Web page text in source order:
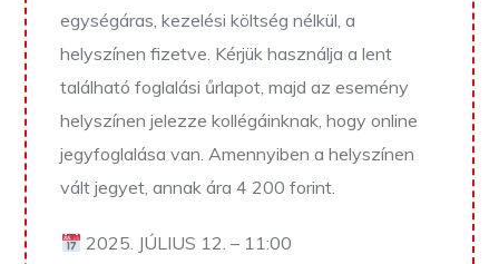
egységáras, kezelési költség nélkül, a
helyszínen fizetve. Kérjük használja a lent
található foglalási űrlapot, majd az esemény
helyszínen jelezze kollégáinknak, hogy online
jegyfoglalása van. Amennyiben a helyszínen
vált jegyet, annak ára 4 200 forint.
2025. JÚLIUS 12. – 11:00